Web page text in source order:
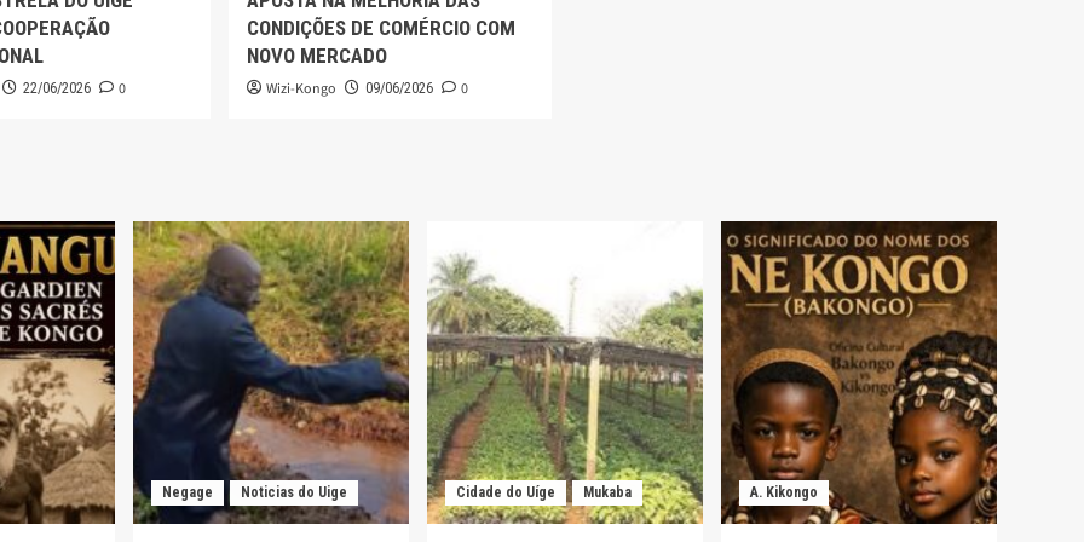
22/06/2026 0
CONDIÇÕES DE COMÉRCIO COM
NOVO MERCADO
Wizi-Kongo 09/06/2026 0
Negage Noticias do Uige Cidade do Uíge Mukaba A. Kikongo